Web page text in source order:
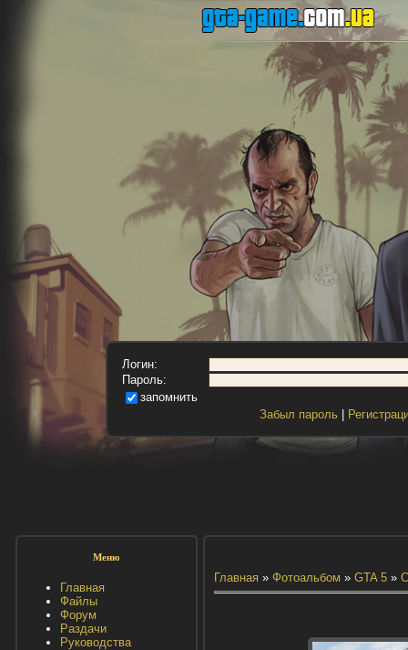
Логин:
Пароль:
запомнить
Забыл пароль|
Меню
Главная
Файлы
Форум
Раздачи
Руководства
Главная» Фотоальбом » GTA 5»